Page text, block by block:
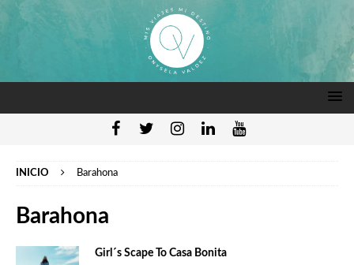
INICIO Barahona
Barahona
Girl´s Scape To Casa Bonita